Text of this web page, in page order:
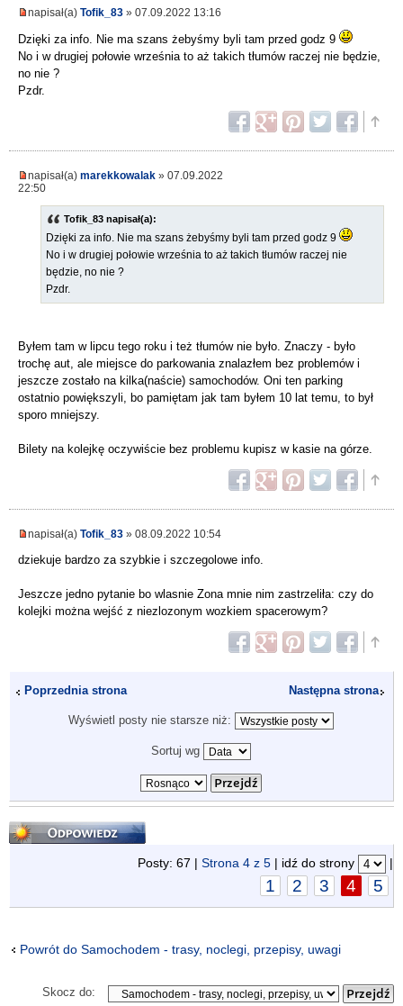
napisał(a) Tofik_83 » 07.09.2022 13:16
Dzięki za info. Nie ma szans żebyśmy byli tam przed godz 9
No i w drugiej połowie września to aż takich tłumów raczej nie będzie,
no nie ?
Pzdr.
napisał(a) marekkowalak » 07.09.2022
22:50
Tofik_83 napisał(a):
Dzięki za info. Nie ma szans żebyśmy byli tam przed godz 9
No i w drugiej połowie września to aż takich tłumów raczej nie
będzie, no nie ?
Pzdr.
Byłem tam w lipcu tego roku i też tłumów nie było. Znaczy - było
trochę aut, ale miejsce do parkowania znalazłem bez problemów i
jeszcze zostało na kilka(naście) samochodów. Oni ten parking
ostatnio powiększyli, bo pamiętam jak tam byłem 10 lat temu, to był
sporo mniejszy.
Bilety na kolejkę oczywiście bez problemu kupisz w kasie na górze.
napisał(a) Tofik_83 » 08.09.2022 10:54
dziekuje bardzo za szybkie i szczegolowe info.
Jeszcze jedno pytanie bo wlasnie Zona mnie nim zastrzeliła: czy do
kolejki można wejść z niezlozonym wozkiem spacerowym?
Poprzednia strona Następna strona
Wyświetl posty nie starsze niż:
Sortuj wg
Odpowiedz
Posty: 67 | Strona 4 z 5 | idź do strony |
1 2 3 4 5
Powrót do Samochodem - trasy, noclegi, przepisy, uwagi
Skocz do: